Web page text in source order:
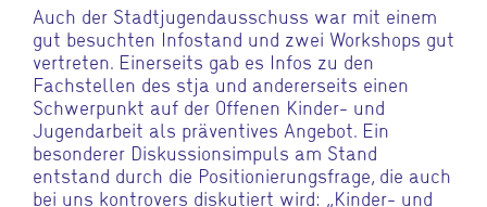
Auch der Stadtjugendausschuss war mit einem
gut besuchten Infostand und zwei Workshops gut
vertreten. Einerseits gab es Infos zu den
Fachstellen des stja und andererseits einen
Schwerpunkt auf der Offenen Kinder- und
Jugendarbeit als präventives Angebot. Ein
besonderer Diskussionsimpuls am Stand
entstand durch die Positionierungsfrage, die auch
bei uns kontrovers diskutiert wird: „Kinder- und